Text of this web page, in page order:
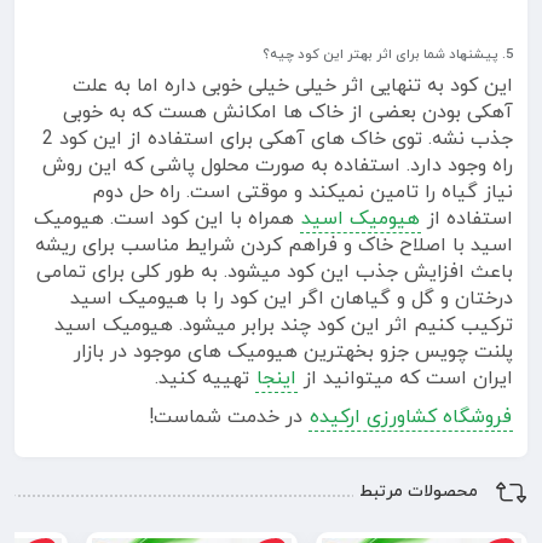
5. پیشنهاد شما برای اثر بهتر این کود چیه؟
این کود به تنهایی اثر خیلی خیلی خوبی داره اما به علت
آهکی بودن بعضی از خاک ها امکانش هست که به خوبی
جذب نشه. توی خاک های آهکی برای استفاده از این کود 2
راه وجود دارد. استفاده به صورت محلول پاشی که این روش
نیاز گیاه را تامین نمیکند و موقتی است. راه حل دوم
استفاده از هیومیک اسید همراه با این کود است. هیومیک
اسید با اصلاح خاک و فراهم کردن شرایط مناسب برای ریشه
باعث افزایش جذب این کود میشود. به طور کلی برای تمامی
درختان و گل و گیاهان اگر این کود را با هیومیک اسید
ترکیب کنیم اثر این کود چند برابر میشود. هیومیک اسید
پلنت چویس جزو بخهترین هیومیک های موجود در بازار
ایران است که میتوانید از اینجا تهییه کنید.
فروشگاه کشاورزی ارکیده در خدمت شماست!
محصولات مرتبط